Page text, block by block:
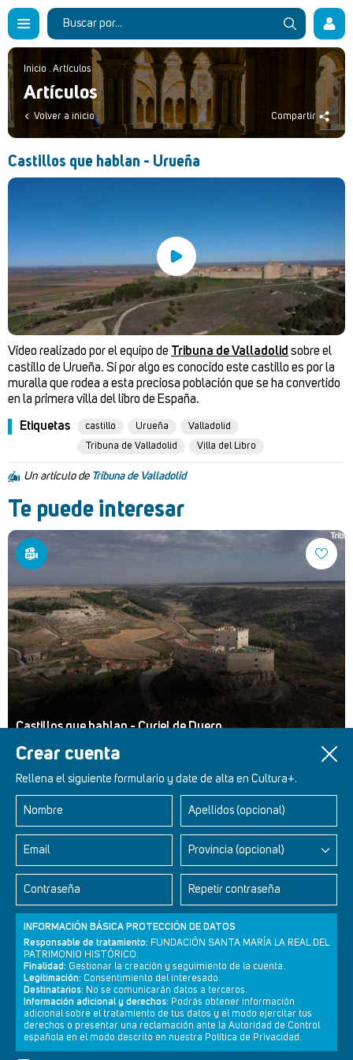
Crear cuenta
Rellena el siguiente formulario y date de alta en Cultura+.
Nombre Apellidos (opcional)
Email Provincia (opcional)
Contraseña Repetir contraseña
INFORMACIÓN BÁSICA PROTECCIÓN DE DATOS
Responsable de tratamiento: FUNDACIÓN SANTA MARÍA LA REAL DEL
PATRIMONIO HISTÓRICO.
Finalidad: Gestionar la creación y seguimiento de la cuenta.
Legitimación: Consentimiento del interesado.
Destinatarios: No se comunicarán datos a terceros.
Información adicional y derechos: Podrás obtener información
adicional sobre el tratamiento de tus datos y el modo ejercitar tus
derechos o presentar una reclamación ante la Autoridad de Control
española en el modo descrito en nuestra Política de Privacidad.
Inicio . Artículos
Artículos
Volver a inicio Compartir
Castillos que hablan - Urueña
Vídeo realizado por el equipo de Tribuna de Valladolid sobre el
castillo de Urueña. Si por algo es conocido este castillo es por la
muralla que rodea a esta preciosa población que se ha convertido
en la primera villa del libro de España.
Etiquetas castillo Urueña
Valladolid
Tribuna de Valladolid
Villa del Libro
Un artículo de Tribuna de Valladolid
Te puede interesar
Castillos que hablan - Curiel de Duero
Retablos Renacentistas Este de León
Newsletter Aviso legal Política de privacidad Política de cookies